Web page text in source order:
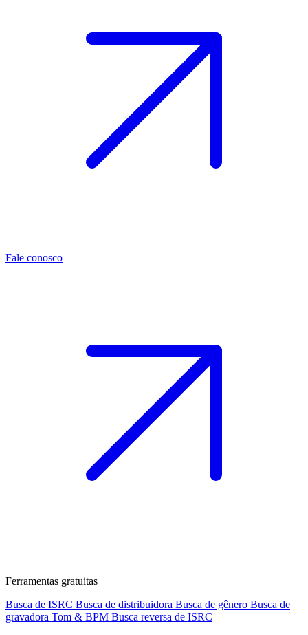
Fale conosco
Ferramentas gratuitas
Busca de ISRC Busca de distribuidora Busca de gênero Busca de
gravadora Tom & BPM Busca reversa de ISRC